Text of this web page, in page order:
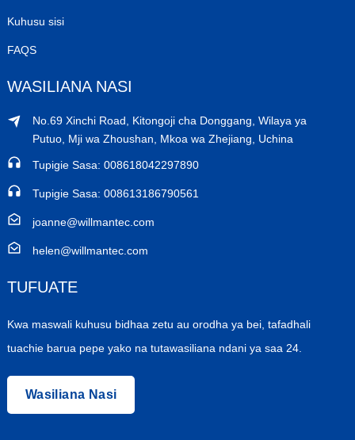
Kuhusu sisi
FAQS
WASILIANA NASI
No.69 Xinchi Road, Kitongoji cha Donggang, Wilaya ya
Putuo, Mji wa Zhoushan, Mkoa wa Zhejiang, Uchina
Tupigie Sasa: ​​008618042297890
Tupigie Sasa: ​​008613186790561
joanne@willmantec.com
helen@willmantec.com
TUFUATE
Kwa maswali kuhusu bidhaa zetu au orodha ya bei, tafadhali
tuachie barua pepe yako na tutawasiliana ndani ya saa 24.
Wasiliana Nasi